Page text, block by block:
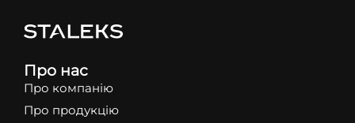
Про нас
Про компанію
Про продукцію